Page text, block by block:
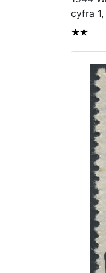
cyfra